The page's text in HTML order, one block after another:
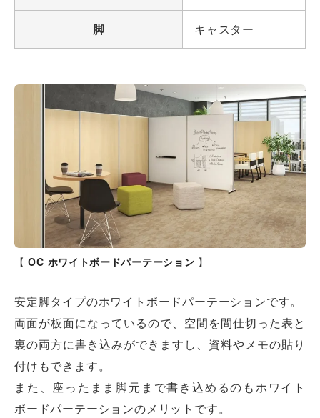
脚 キャスター
【OC ホワイトボードパーテーション 】
安定脚タイプのホワイトボードパーテーションです。
両面が板面になっているので、空間を間仕切った表と
裏の両方に書き込みができますし、資料やメモの貼り
付けもできます。
また、座ったまま脚元まで書き込めるのもホワイト
ボードパーテーションのメリットです。